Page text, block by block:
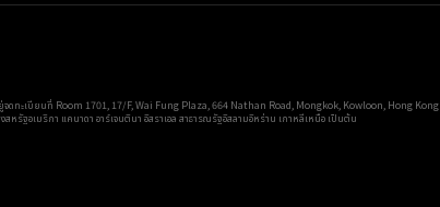
ทะเบียนที่ Room 1701, 17/F, Wai Fung Plaza, 664 Nathan Road, Mongkok, Kowloon, Hong Kong
ฐอเมริกา แคนาดา อาร์เจนตินา อิสราเอล สาธารณรัฐอิสลามอิหร่าน เกาหลีเหนือ เป็นต้น